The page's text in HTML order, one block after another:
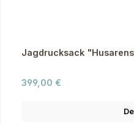
Jagdrucksack
Regulärer Preis:
399,00 €